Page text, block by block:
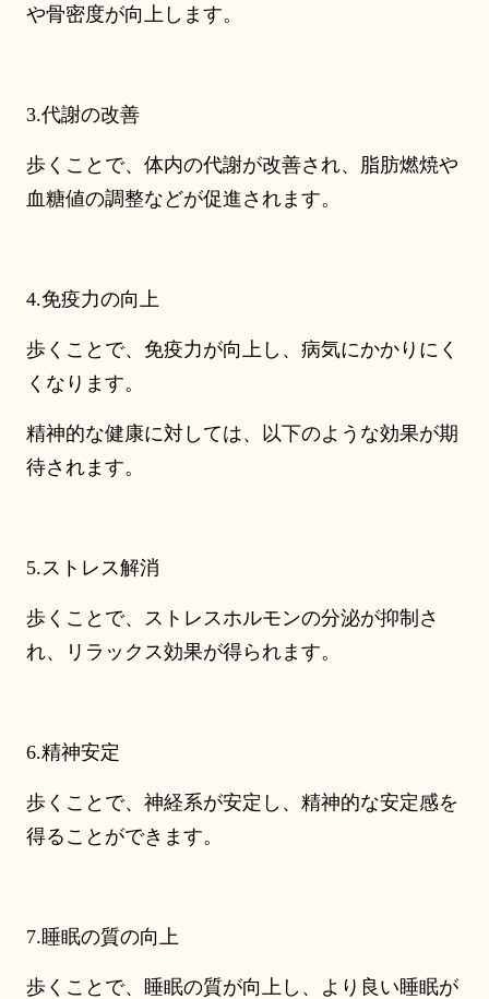
や骨密度が向上します。
3.代謝の改善
歩くことで、体内の代謝が改善され、脂肪燃焼や
血糖値の調整などが促進されます。
4.免疫力の向上
歩くことで、免疫力が向上し、病気にかかりにく
くなります。
精神的な健康に対しては、以下のような効果が期
待されます。
5.ストレス解消
歩くことで、ストレスホルモンの分泌が抑制さ
れ、リラックス効果が得られます。
6.精神安定
歩くことで、神経系が安定し、精神的な安定感を
得ることができます。
7.睡眠の質の向上
歩くことで、睡眠の質が向上し、より良い睡眠が